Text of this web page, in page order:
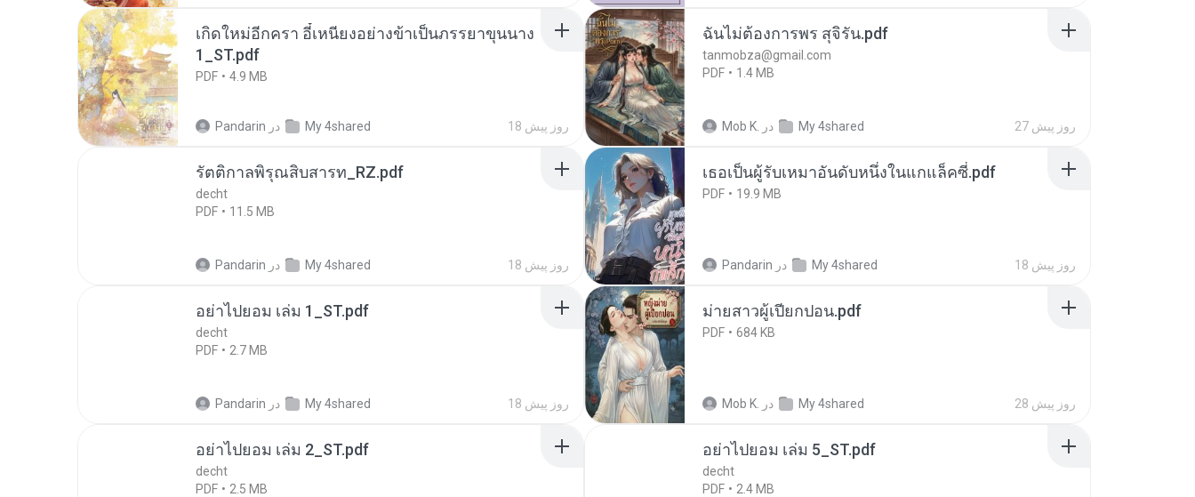
เกิดใหม่อีกครา อี๋เหนียงอย่างข้าเป็นภรรยาขุนนาง
1_ST.pdf
PDF 4.9 MB
Pandarin در My 4shared 18 روز پیش
ฉันไม่ต้องการพร สุจิรัน.pdf
tanmobza@gmail.com
PDF
1.4 MB
Mob K. در My 4shared 27 روز پیش
รัตติกาลพิรุณสิบสารท_RZ.pdf
decht
PDF
11.5 MB
Pandarin در My 4shared 18 روز پیش
เธอเป็นผู้รับเหมาอันดับหนึ่งในแกแล็คซี่.pdf
PDF 19.9 MB
Pandarin در My 4shared 18 روز پیش
อย่าไปยอม เล่ม 1_ST.pdf
decht
PDF
2.7 MB
Pandarin در My 4shared 18 روز پیش
ม่ายสาวผู้เปียกปอน.pdf
PDF 684 KB
Mob K. در My 4shared 28 روز پیش
อย่าไปยอม เล่ม 2_ST.pdf
decht
PDF
2.5 MB
อย่าไปยอม เล่ม 5_ST.pdf
decht
PDF
2.4 MB